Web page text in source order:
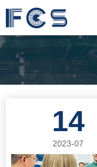
14
2023-07